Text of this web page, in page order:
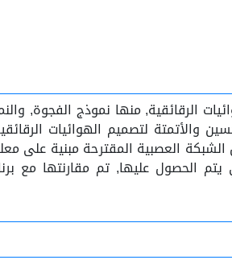
الرقائقية, منها نموذج الفجوة,
والأتمتة لتصميم الهوائيات
الشبكة العصبية المقترحة مبنية على
الحصول عليها, تم مقارنتها مع